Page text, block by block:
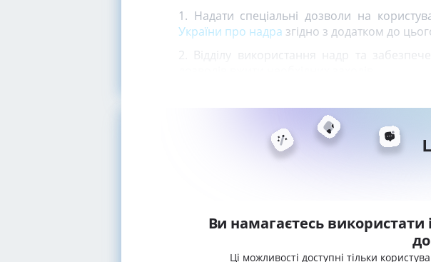
1. Надати спеціальні дозволи на
України про надра згідно з додатком до
2. Відділу використання надр та
Ви намагаєтесь використати
Ці можливості доступні тільки